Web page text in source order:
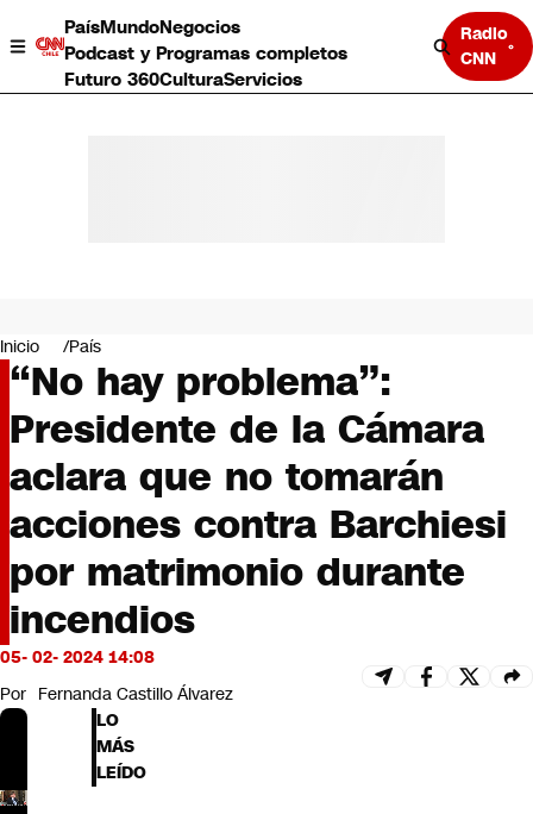
PaísMundoNegocios
Podcast y Programas completos
Futuro 360CulturaServicios
Radio
CNN
Negocios
Deportes
Programas completos
Cultura
Servicios
Bits
CNN tiempo
Opinión
Inicio País
“No hay problema”:
Presidente de la Cámara
aclara que no tomarán
acciones contra Barchiesi
por matrimonio durante
incendios
05- 02- 2024 14:08
Por Fernanda Castillo Álvarez
LO
MÁS
LEÍDO